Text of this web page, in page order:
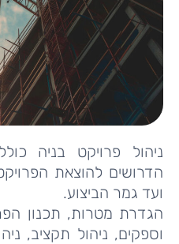
ניהול פרויקט בניה
הדרושים להוצאת
ועד גמר הביצוע.
הגדרת מטרות, תכנון
וספקים, ניהול תקציב,